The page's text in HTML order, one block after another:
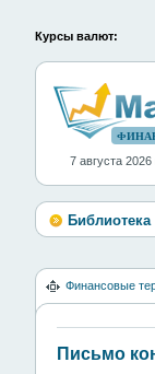
Курсы валют:
7 августа 2026
Библиотека
Финансовые
Письмо